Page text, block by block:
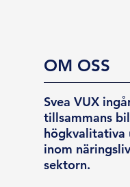
OM OSS
Svea VUX
tillsammans
högkvalitativa
inom
sektorn.